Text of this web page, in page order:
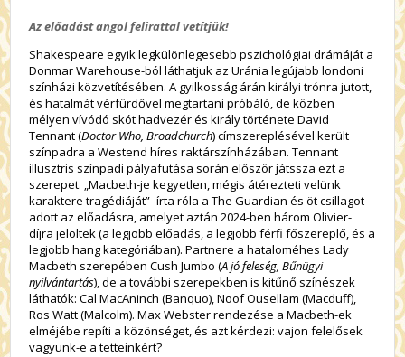
Az előadást angol felirattal vetítjük!
Shakespeare egyik legkülönlegesebb pszichológiai drámáját a
Donmar Warehouse-ból láthatjuk az Uránia legújabb londoni
színházi közvetítésében. A gyilkosság árán királyi trónra jutott,
és hatalmát vérfürdővel megtartani próbáló, de közben
mélyen vívódó skót hadvezér és király története David
Tennant (Doctor Who, Broadchurch) címszereplésével került
színpadra a Westend híres raktárszínházában. Tennant
illusztris színpadi pályafutása során először játssza ezt a
szerepet. „Macbeth-je kegyetlen, mégis átérezteti velünk
karaktere tragédiáját”- írta róla a The Guardian és öt csillagot
adott az előadásra, amelyet aztán 2024-ben három Olivier-
díjra jelöltek (a legjobb előadás, a legjobb férfi főszereplő, és a
legjobb hang kategóriában). Partnere a hataloméhes Lady
Macbeth szerepében Cush Jumbo (A jó feleség, Bűnügyi
nyilvántartás), de a további szerepekben is kitűnő színészek
láthatók: Cal MacAninch (Banquo), Noof Ousellam (Macduff),
Ros Watt (Malcolm). Max Webster rendezése a Macbeth-ek
elméjébe repíti a közönséget, és azt kérdezi: vajon felelősek
vagyunk-e a tetteinkért?